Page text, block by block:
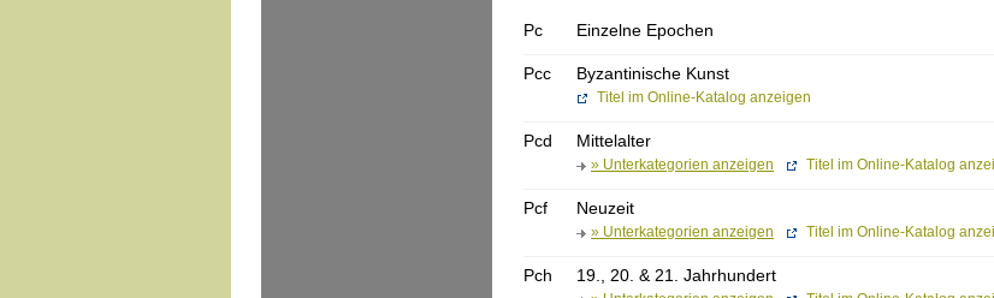
Pc Einzelne Epochen
Pcc Byzantinische Kunst
Titel im Online-Katalog anzeigen
Pcd Mittelalter
» Unterkategorien anzeigen Titel im Online-Katalog
Pcf Neuzeit
» Unterkategorien anzeigen Titel im Online-Katalog
Pch 19., 20. & 21. Jahrhundert